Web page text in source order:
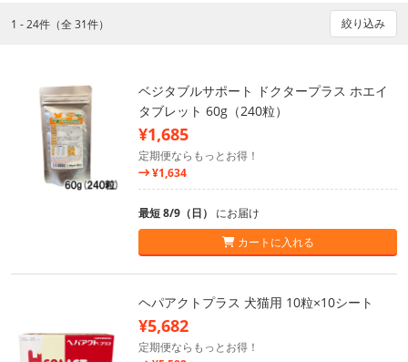
1 - 24件（全 31件） 絞り込み
ベジタブルサポート ドクタープラス ホエイ
タブレット 60g（240粒）
¥1,685
定期便ならもっとお得！
¥1,634
最短 8/9（日） にお届け
カートに入れる
ヘパアクトプラス 犬猫用 10粒×10シート
¥5,682
定期便ならもっとお得！